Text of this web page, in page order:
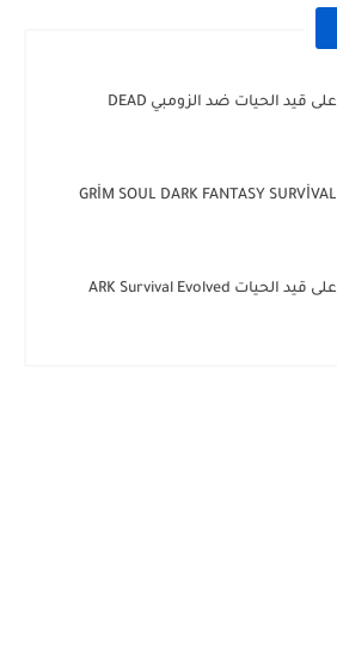
تحميل لعبة البقاء على قيد الحيات ضد الزومبي DEAD
تحميل لعبة البقاء GRİM SOUL DARK FANTASY SURVİVAL
تحميل لعبة البقاء على قيد الحيات ARK Survival Evolved